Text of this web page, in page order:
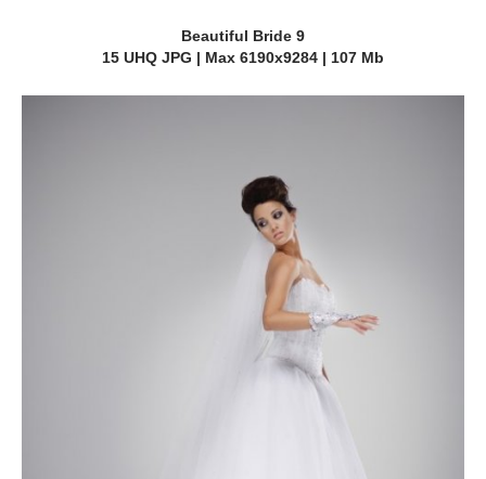
Beautiful Bride 9
15 UHQ JPG | Max 6190x9284 | 107 Mb